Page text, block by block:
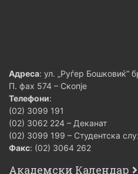
4ФЕИТ05012
4ФЕИТ05024
Адреса: ул. „Руѓер Бошковиќ“
П. фах 574 – Скопје
Телефони:
(02) 3099 191
(02) 3062 224 – Деканат
(02) 3099 199 – Студентска
Факс: (02) 3064 262
Академски Календар